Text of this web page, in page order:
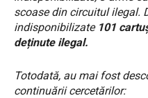
scoase din circuitul ilegal.
indisponibilizate 101
deținute ilegal.
Totodată, au mai fost
continuării cercetărilor: